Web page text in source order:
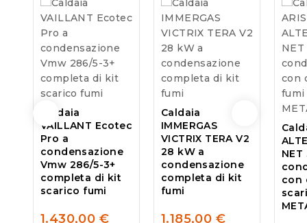
Caldaia
VAILLANT Ecotec
Pro a
condensazione
Vmw 286/5-3+
completa di kit
scarico fumi
1.430,00 €
Caldaia
IMMERGAS
VICTRIX TERA V2
28 kW a
condensazione
completa di kit
fumi
1.185,00 €
NET
con